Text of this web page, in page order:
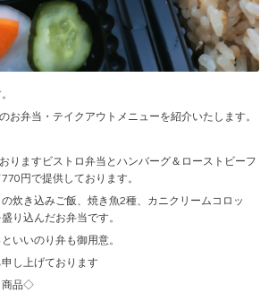
お弁当・テイクアウトメニューを紹介いたします。
りますビストロ弁当とハンバーグ＆ローストビーフ
円で提供しております。
炊き込みご飯、焼き魚2種、カニクリームコロッ
り込んだお弁当です。
いいのり弁も御用意。
し上げております
商品◇